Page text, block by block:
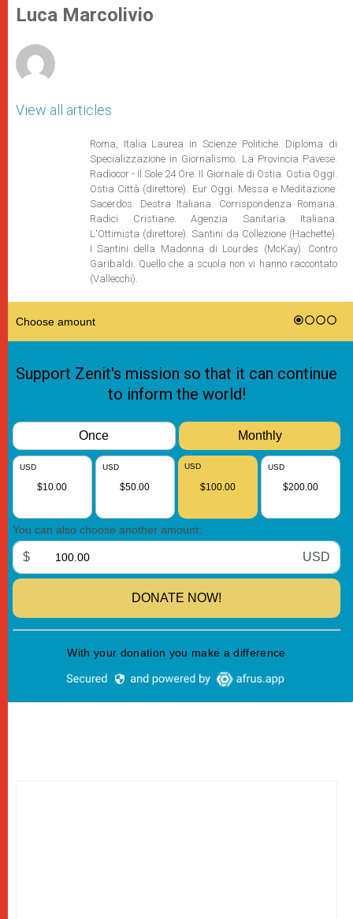
p
p
g
e
o
k
r
Luca Marcolivio
View all articles
Roma, Italia Laurea in Scienze Politiche. Diploma di
Specializzazione in Giornalismo. La Provincia Pavese.
Radiocor - Il Sole 24 Ore. Il Giornale di Ostia. Ostia Oggi.
Ostia Città (direttore). Eur Oggi. Messa e Meditazione.
Sacerdos. Destra Italiana. Corrispondenza Romana.
Radici Cristiane. Agenzia Sanitaria Italiana.
L'Ottimista (direttore). Santini da Collezione (Hachette).
I Santini della Madonna di Lourdes (McKay). Contro
Garibaldi. Quello che a scuola non vi hanno raccontato
(Vallecchi).